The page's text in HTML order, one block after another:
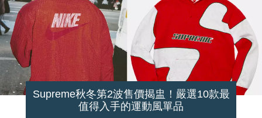
Supreme秋冬第2波售價揭盅！嚴選10款最
值得入手的運動風單品